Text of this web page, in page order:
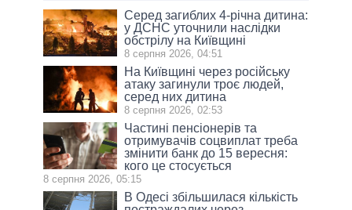
Серед загиблих 4-річна дитина:
у ДСНС уточнили наслідки
обстрілу на Київщині
8 серпня 2026, 04:51
На Київщині через російську
атаку загинули троє людей,
серед них дитина
8 серпня 2026, 02:53
Частині пенсіонерів та
отримувачів соцвиплат треба
змінити банк до 15 вересня:
кого це стосується
8 серпня 2026, 05:15
В Одесі збільшилася кількість